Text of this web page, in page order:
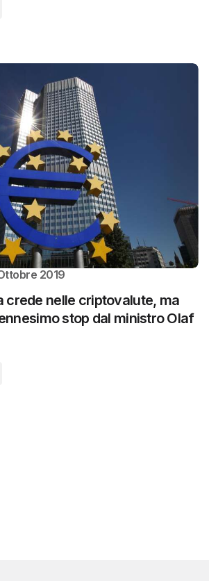
2019
crede nelle criptovalute, ma
stop dal ministro Olaf